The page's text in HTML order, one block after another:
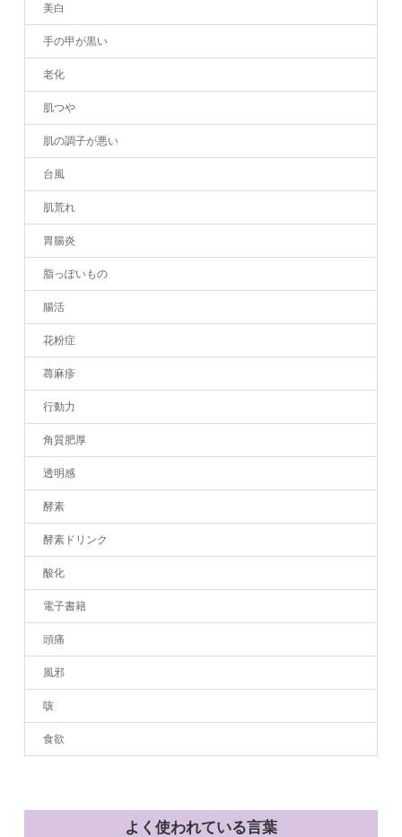
美白
手の甲が黒い
老化
肌つや
肌の調子が悪い
台風
肌荒れ
胃腸炎
脂っぽいもの
腸活
花粉症
蕁麻疹
行動力
角質肥厚
透明感
酵素
酵素ドリンク
酸化
電子書籍
頭痛
風邪
咳
食欲
よく使われている言葉